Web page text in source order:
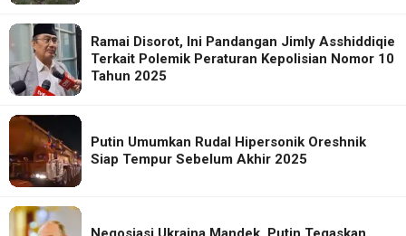
Ramai Disorot, Ini Pandangan Jimly Asshiddiqie
Terkait Polemik Peraturan Kepolisian Nomor 10
Tahun 2025
Putin Umumkan Rudal Hipersonik Oreshnik
Siap Tempur Sebelum Akhir 2025